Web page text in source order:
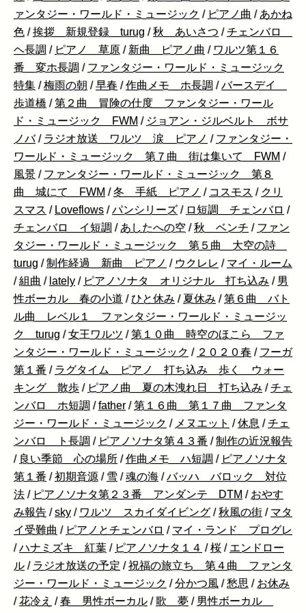
ァンタジー・ワールド・ミュージック / ピアノ曲 / あかね
色 /挨拶 新規登録 turug /秋 あいさつ /チェンバロ
ヘ長調 / ピアノ 草原 / 新曲 ピアノ曲 / ワルツ第１６
番 変ホ長調 / ファンタジー・ワールド・ミュージック
特集 /梅雨の朝 /早春 /作曲メモ ホ長調 /バースデイ
歩道橋 /第２曲 冒険の仕度 ファンタジー・ワール
ド・ミュージック FWM / ジョアン・ジルベルト ボサ
ノバ / ラジオ放送 ワルツ 涙 ピアノ / ファンタジー・
ワールド・ミュージック 第７曲 街は集いて FWM /
風景 / ファンタジー・ワールド・ミュージック 第８
曲 城にて FWM /冬 手紙 ピアノ / コスモス / クリ
スマス / Loveflows /パンシリーズ / ロ短調 チェンバロ /
チェンバロ イ短調 / あしたへの空 /秋 ベンチ / ファン
タジー・ワールド・ミュージック 第５曲 大空の詩
turug /制作経過 新曲 ピアノ / ウクレレ / マイ・ルーム
/組曲 / lately / ピアノソナタ オリジナル 打ち込み / 男
性ボーカル 春の小道 /ひと休み / 夏休み /第６曲 バト
ル曲 レベル１ ファンタジー・ワールド・ミュージッ
ク turug /女王ワルツ /第１０曲 時空のほこら ファ
ンタジー・ワールド・ミュージック / ２０２０春 / フーガ
第１番 / ラグタイム ピアノ 打ち込み 歩く ウォー
キング 散歩 / ピアノ曲 夏の木洩れ日 打ち込み /チェ
ンバロ ホ短調 /father /第１６曲 第１７曲 ファンタ
ジー・ワールド・ミュージック / メヌエット /休息 /チェ
ンバロ ト長調 / ピアノソナタ第４３番 /制作の近況報告
/ 良い季節 心の場所 /作曲メモ ハ短調 / ピアノソナタ
第１番 /初期音源 / 雪 /魂の海 /バッハ バロック 対位
法 / ピアノソナタ第２３番 アンダンテ DTM / おやす
み報告 /sky / ワルツ スカイダイビング /秋風の街 / マタ
イ受難曲 / ピアノとチェンバロ / マイ・ランド プログレ
/ハナミズキ 紅葉 / ピアノソナタ１４ /桜 / エンドロー
ル / ラジオ放送の予定 /祝福の旅立ち 第４曲 ファンタ
ジー・ワールド・ミュージック /分かつ風 /愁思 / お休み
/花冷え /春 男性ボーカル /歌 夢 / 男性ボーカル